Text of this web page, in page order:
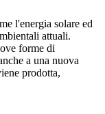
l'energia solare ed
attuali.
forme di
a una nuova
prodotta,